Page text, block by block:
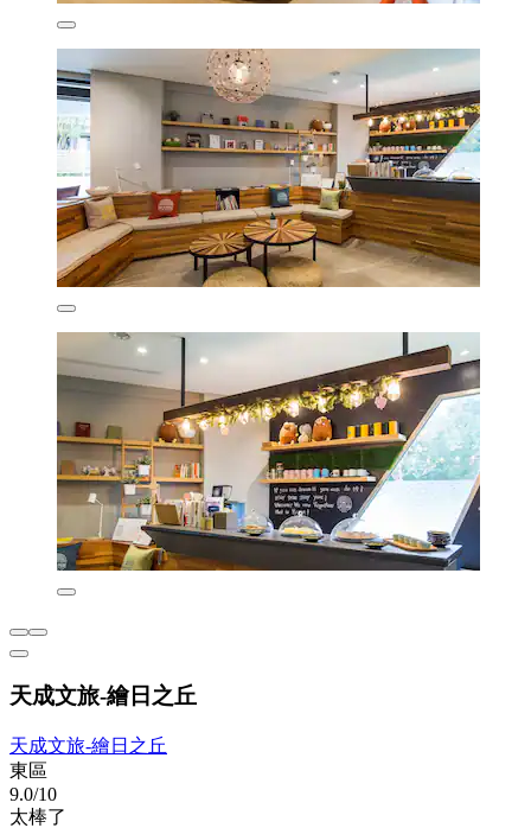
天成文旅-繪日之丘
天成文旅-繪日之丘
東區
9.0/10
太棒了